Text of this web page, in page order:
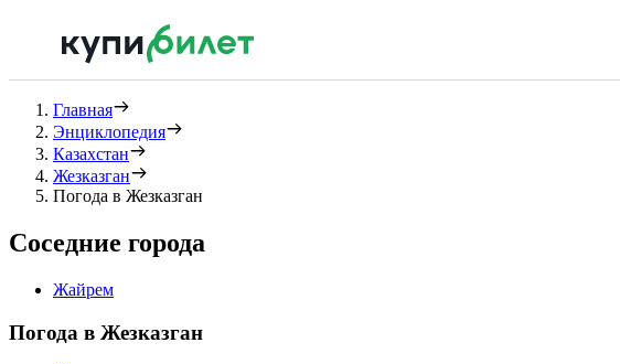
Главная
Энциклопедия
Казахстан
Жезказган
Погода в Жезказган
Соседние города
Жайрем
Погода в Жезказган